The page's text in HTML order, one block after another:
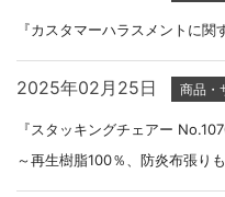
『カスタマーハラスメントに
2025年02月25日 商品・
『スタッキングチェアー
～再生樹脂100％、防炎布張り